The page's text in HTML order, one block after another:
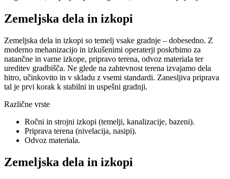
Zemeljska dela in izkopi
Zemeljska dela in izkopi so temelj vsake gradnje – dobesedno. Z
moderno mehanizacijo in izkušenimi operaterji poskrbimo za
natančne in varne izkope, pripravo terena, odvoz materiala ter
ureditev gradbišča. Ne glede na zahtevnost terena izvajamo dela
hitro, učinkovito in v skladu z vsemi standardi. Zanesljiva priprava
tal je prvi korak k stabilni in uspešni gradnji.
Različne vrste
Ročni in strojni izkopi (temelji, kanalizacije, bazeni).
Priprava terena (nivelacija, nasipi).
Odvoz materiala.
Zemeljska dela in izkopi